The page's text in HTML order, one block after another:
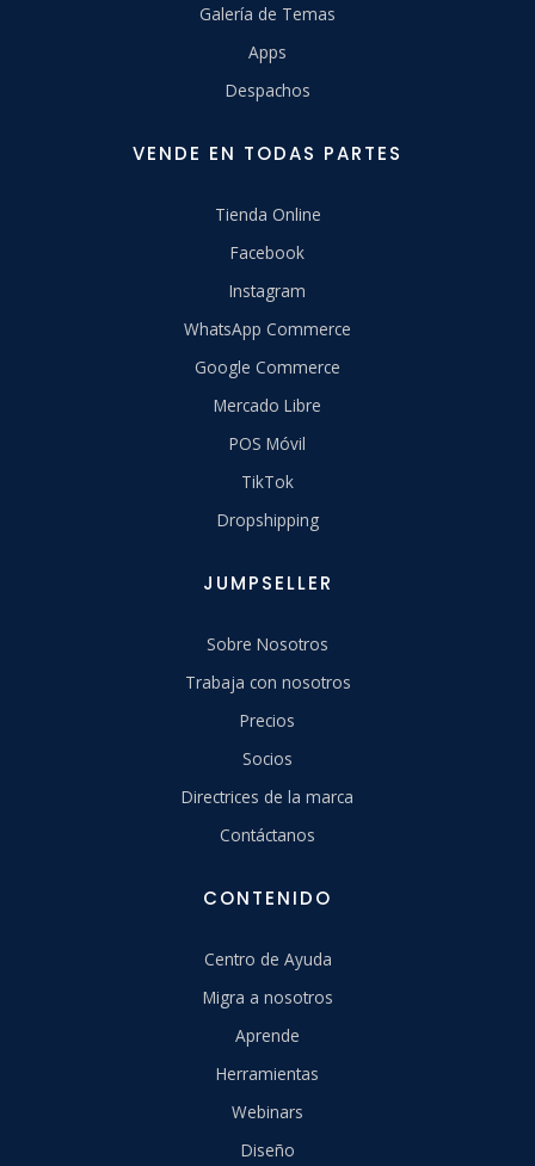
Galería de Temas
Apps
Despachos
VENDE EN TODAS PARTES
Tienda Online
Facebook
Instagram
WhatsApp Commerce
Google Commerce
Mercado Libre
POS Móvil
TikTok
Dropshipping
JUMPSELLER
Sobre Nosotros
Trabaja con nosotros
Precios
Socios
Directrices de la marca
Contáctanos
CONTENIDO
Centro de Ayuda
Migra a nosotros
Aprende
Herramientas
Webinars
Diseño